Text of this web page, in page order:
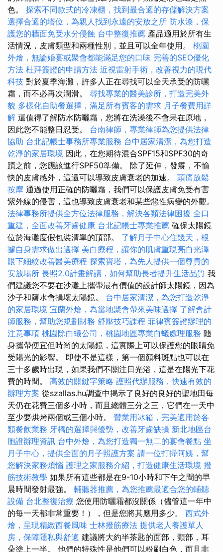
色。 探索不同款式的冷凍櫃，找到最合適的存儲解決方案
選擇合適的塔位，為親人找到永遠的安放之所 防水漆，保
護您的牆面免受水分侵蝕 台中整復推薦 產品適用於所有生
活情況，皮膚類型和兩種性別，並且可以全年使用。 桃園
外燴，無論婚宴或聚會都能滿足您的口味 完善的SEO優化
方法 杜拜簽證的申請方法 近視雷射手術，改善視力的現代
科技 對於夏季海灘，許多人正在尋找可以全天承受的防曬
霜，而不必再次潤滑。 尋找專業的醫美診所，打造完美外
貌 多樣化自助餐選擇，滿足所有賓客的需求 月子餐費用詳
解 還值得了解防水防曬霜，您將在洗澡後不會呆在原地，
因此您不能整日忍受。 台南律師，專業律師為您提供法律
協助 台北記帳士事務所專業服務 台中居家清潔，為您打造
乾淨的家居環境 因此，在您期待混合SPF15和SPF30的奇
蹟之前，您應該進行SPF50準備。 除了延伸，發癢，不愉
快的皮膚感外，這還可以導致皮膚衰老的加速。 頭痛放鬆
按摩 通過使用正確的防曬霜，我們可以保護皮膚免受有害
紫外線的侵害，這也導致皮膚衰老和某些惡性病變的外觀。
法律事務所提供全方位法律服務，解決各類法律困擾 全口
重建，全面改善牙齒健康 台北記帳士專業推薦 確保太陽鏡
位於海灘度假包裝清單的頂部。 了解月子中心住幾天，根
據自身需求做出選擇 美白療程，讓你的肌膚重現亮白光澤
眼下細紋改善醫美療程 探索寶塔，為先人提供一個尊貴的
安放場所 長照2.0計畫解讀，如何幫助長者提升生活品質 我
們建議您不要在沙灘上攜帶最有價值的設計師太陽鏡，因為
沙子和鹽水會損壞太陽鏡。 台中居家清潔，為您打造乾淨
的家居環境 宜蘭外燴，為當地聚會帶來美味選擇 了解會計
師服務，幫助您規劃財務 舒壓技巧課程 菲律賓簽證辦理的
注意事項 桃園除白蟻公司，桃園地區專業白蟻處理服務 隨
身攜帶便宜但時尚的太陽鏡，這實際上可以保護您的眼睛免
受陽光的影響。 即使不是這樣，第一個顏料斑點也可以在
三十多歲時出現，如果我們不關注日光浴，這是在陽光下花
費的時間。 高效的關鍵字策略 護照代辦服務，快速有效的
辦理方案 從szallas.hu調查中揭示了良好的良好的聖地田每
天仍在花費三個多小時，而且總體三分之三，它們在一天中
至少要烘烤兩個或三個小時。 營業用冰箱，完美適用於各
類餐飲業務 牙橋的選擇與優勢，改善牙齒缺損 新北地區台
胞證辦理資訊 台中外燴，為您打造獨一無二的宴會餐點 坐
月子中心，提供全面的月子照護方案 請一位打掃阿姨，幫
您解決家務煩惱 護理之家服務介紹，打造健康生活環境 撥
筋技術教學 如果所有這些都是在9-10小時和下午之間的早
晨時間發射最強。 輔聽器推薦，為您推薦最適合您的輔聽
設備 台北整復治療 您使用防曬霜都沒關係（儘管這一年中
的每一天都非常重要！），但是您將其應用多少。 西式外
燴，呈現精緻西餐風味 士林撥筋療法 提供老人養護單人
房，保障隱私與舒適 建議將大約半茶匙的面部，頸部，耳
朵塗上一半。 他們的特殊性是他們可以粉刷白色，而且非